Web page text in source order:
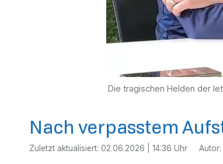
Die tragischen Helden der
Nach verpasstem
Zuletzt aktualisiert: 02.06.2026 | 14:36 Uhr Autor: